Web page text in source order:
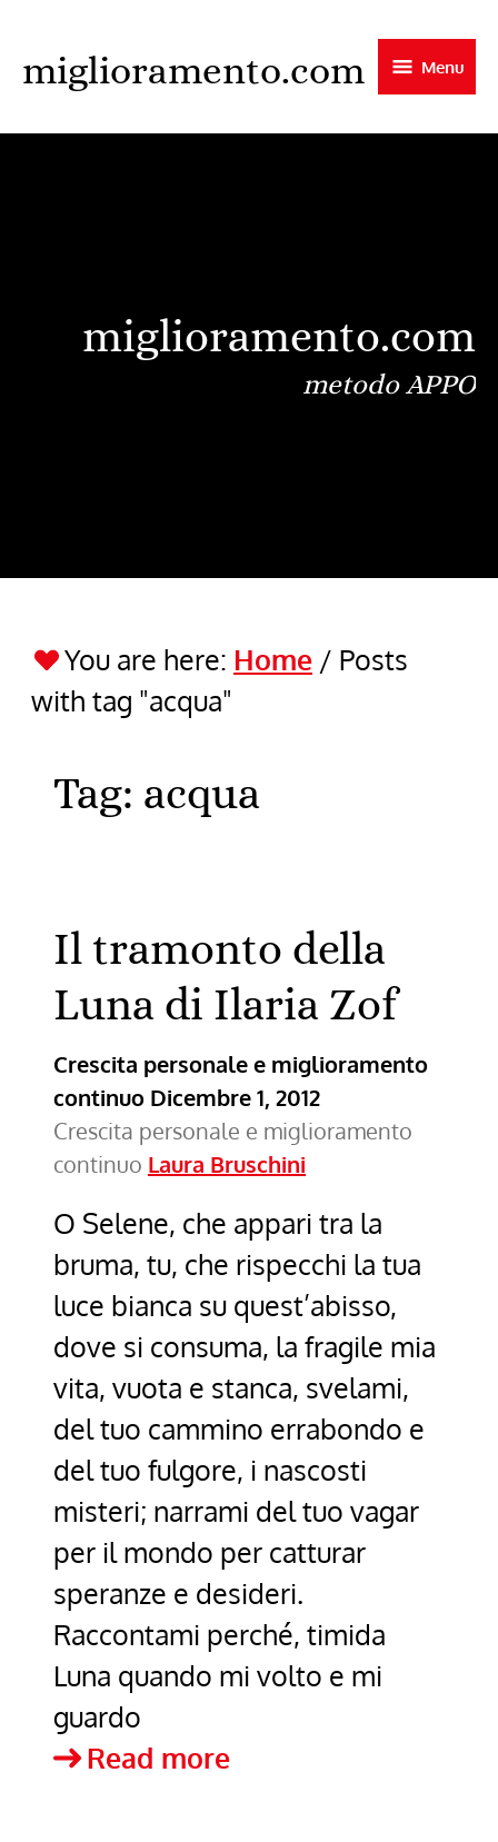
to
content
miglioramento.com Menu
miglioramento.com
metodo APPO
You are here: Home / Posts
with tag "acqua"
Tag: acqua
Il tramonto della
Luna di Ilaria Zof
Crescita personale e miglioramento
continuo Dicembre 1, 2012
Crescita personale e miglioramento
continuo Laura Bruschini
O Selene, che appari tra la
bruma, tu, che rispecchi la tua
luce bianca su quest’abisso,
dove si consuma, la fragile mia
vita, vuota e stanca, svelami,
del tuo cammino errabondo e
del tuo fulgore, i nascosti
misteri; narrami del tuo vagar
per il mondo per catturar
speranze e desideri.
Raccontami perché, timida
Luna quando mi volto e mi
guardo
Read moreIl